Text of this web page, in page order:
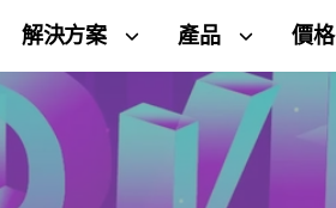
解決方案 產品 價格